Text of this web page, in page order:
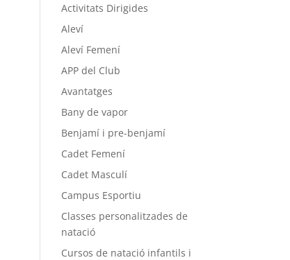
Activitats Dirigides
Aleví
Aleví Femení
APP del Club
Avantatges
Bany de vapor
Benjamí i pre-benjamí
Cadet Femení
Cadet Masculí
Campus Esportiu
Classes personalitzades de
natació
Cursos de natació infantils i